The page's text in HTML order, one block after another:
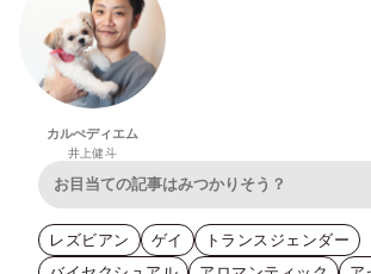
カルぺディエム
井上健斗
レズビアン ゲイ
トランスジェンダー